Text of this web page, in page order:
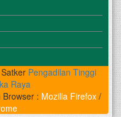
Pengadilan Tinggi
Raya
: Mozilla Firefox/